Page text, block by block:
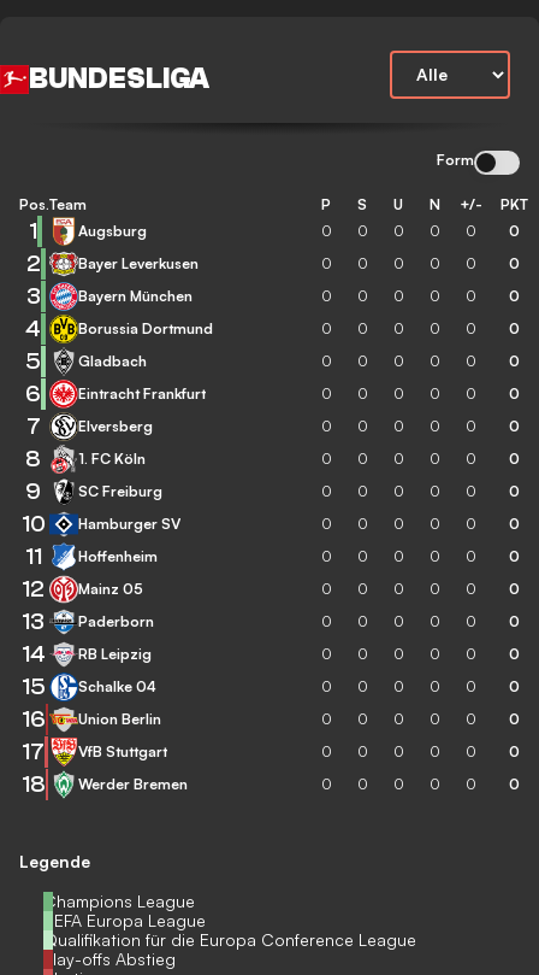
BUNDESLIGA
Form
Legende
Champions League
UEFA Europa League
Qualifikation für die Europa Conference League
Play-offs Abstieg
Pos.Team P S U N +/- PKT
1 Augsburg 0 0 0 0 0 0
2 Bayer Leverkusen 0 0 0 0 0 0
3 Bayern München 0 0 0 0 0 0
4 Borussia Dortmund 0 0 0 0 0 0
5 Gladbach 0 0 0 0 0 0
6 Eintracht Frankfurt 0 0 0 0 0 0
7 Elversberg 0 0 0 0 0 0
8 1. FC Köln 0 0 0 0 0 0
9 SC Freiburg 0 0 0 0 0 0
10 Hamburger SV 0 0 0 0 0 0
11 Hoffenheim 0 0 0 0 0 0
12 Mainz 05 0 0 0 0 0 0
13 Paderborn 0 0 0 0 0 0
14 RB Leipzig 0 0 0 0 0 0
15 Schalke 04 0 0 0 0 0 0
16 Union Berlin 0 0 0 0 0 0
17 VfB Stuttgart 0 0 0 0 0 0
18 Werder Bremen 0 0 0 0 0 0